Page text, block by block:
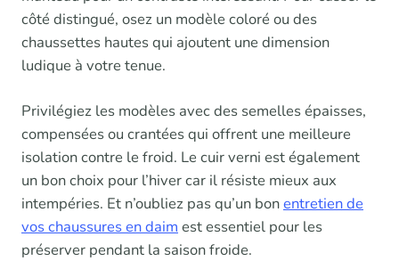
côté distingué, osez un modèle coloré ou des
chaussettes hautes qui ajoutent une dimension
ludique à votre tenue.
Privilégiez les modèles avec des semelles épaisses,
compensées ou crantées qui offrent une meilleure
isolation contre le froid. Le cuir verni est également
un bon choix pour l’hiver car il résiste mieux aux
intempéries. Et n’oubliez pas qu’un bonentretien de
vos chaussures en daim est essentiel pour les
préserver pendant la saison froide.